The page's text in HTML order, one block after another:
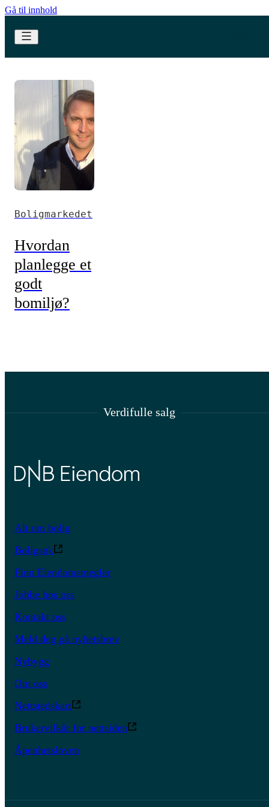
Gå til innhold
Boligmarkedet
Hvordan
planlegge et
godt
bomiljø?
Verdifulle salg
Alt om bolig
Boligsøk
Finn Eiendomsmegler
Jobbe hos oss
Kontakt oss
Meld deg på nyhetsbrev
Nybygg
Om oss
Nettstedskart
Brukervilkår for nettsiden
Åpenhetsloven